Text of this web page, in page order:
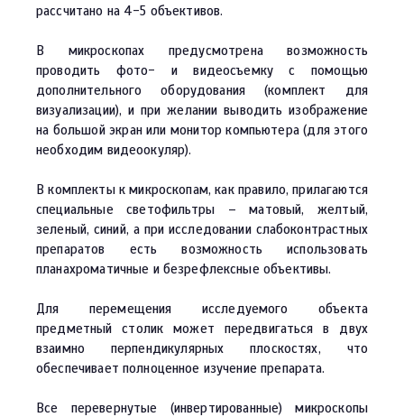
рассчитано на 4-5 объективов.
В микроскопах предусмотрена возможность
проводить фото- и видеосъемку с помощью
дополнительного оборудования (комплект для
визуализации), и при желании выводить изображение
на большой экран или монитор компьютера (для этого
необходим видеоокуляр).
В комплекты к микроскопам, как правило, прилагаются
специальные светофильтры – матовый, желтый,
зеленый, синий, а при исследовании слабоконтрастных
препаратов есть возможность использовать
планахроматичные и безрефлексные объективы.
Для перемещения исследуемого объекта
предметный столик может передвигаться в двух
взаимно перпендикулярных плоскостях, что
обеспечивает полноценное изучение препарата.
Все перевернутые (инвертированные) микроскопы